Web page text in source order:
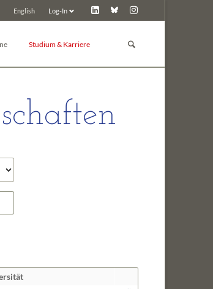
Log-In
English
überspringen
Studium & Karriere
Docs & Jungwissenschaftler